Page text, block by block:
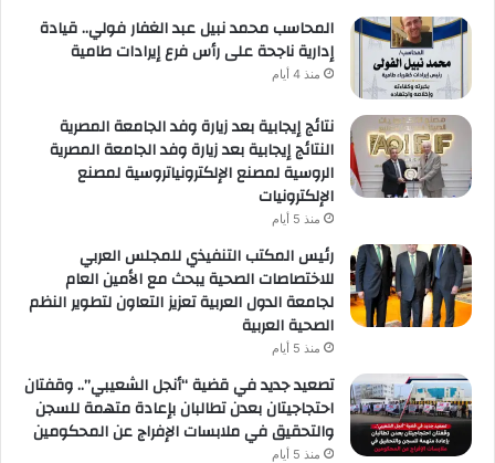
المحاسب محمد نبيل عبد الغفار فولي.. قيادة
إدارية ناجحة على رأس فرع إيرادات طامية
منذ 4 أيام
نتائج إيجابية بعد زيارة وفد الجامعة المصرية
النتائج إيجابية بعد زيارة وفد الجامعة المصرية
الروسية لمصنع الإلكترونياتروسية لمصنع
الإلكترونيات
منذ 5 أيام
رئيس المكتب التنفيذي للمجلس العربي
للاختصاصات الصحية يبحث مع الأمين العام
لجامعة الدول العربية تعزيز التعاون لتطوير النظم
الصحية العربية
منذ 5 أيام
تصعيد جديد في قضية “أنجل الشعيبي”.. وقفتان
احتجاجيتان بعدن تطالبان بإعادة متهمة للسجن
والتحقيق في ملابسات الإفراج عن المحكومين
منذ 5 أيام